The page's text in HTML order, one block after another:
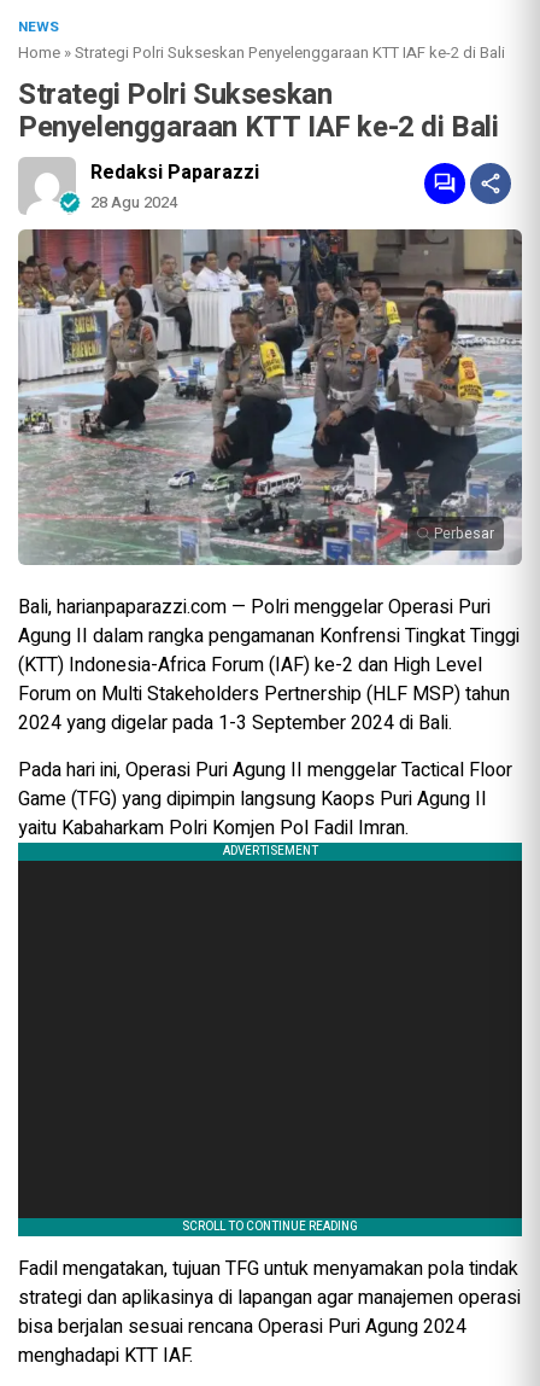
NEWS
Home »Strategi Polri Sukseskan Penyelenggaraan KTT IAF ke-2 di Bali
Strategi Polri Sukseskan
Penyelenggaraan KTT IAF ke-2 di Bali
Redaksi Paparazzi
28 Agu 2024
Perbesar
Bali, harianpaparazzi.com — Polri menggelar Operasi Puri
Agung II dalam rangka pengamanan Konfrensi Tingkat Tinggi
(KTT) Indonesia-Africa Forum (IAF) ke-2 dan High Level
Forum on Multi Stakeholders Pertnership (HLF MSP) tahun
2024 yang digelar pada 1-3 September 2024 di Bali.
Pada hari ini, Operasi Puri Agung II menggelar Tactical Floor
Game (TFG) yang dipimpin langsung Kaops Puri Agung II
yaitu Kabaharkam Polri Komjen Pol Fadil Imran.
Fadil mengatakan, tujuan TFG untuk menyamakan pola tindak
strategi dan aplikasinya di lapangan agar manajemen operasi
bisa berjalan sesuai rencana Operasi Puri Agung 2024
menghadapi KTT IAF.